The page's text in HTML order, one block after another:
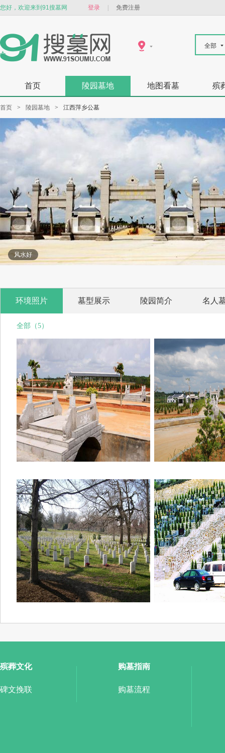
您好，欢迎来到91搜墓网 登录 免费注册
全部
首页 陵园墓地 地图看墓 殡
首页 > 陵园墓地 > 江西萍乡公墓
风水好
环境照片 墓型展示 陵园简介 名人
全部（5）
殡葬文化
碑文挽联
购墓指南
购墓流程